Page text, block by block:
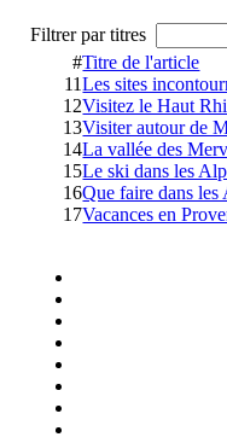
Filtrer par titres
#Titre de l'article
11Les sites
12Visitez le Haut
13Visiter autour de
14La vallée des
15Le ski dans les
16Que faire dans
17Vacances en